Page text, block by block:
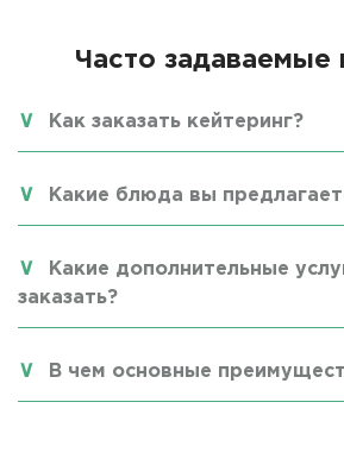
Часто задаваемые
Как заказать кейтеринг?
Какие блюда вы
Какие дополнительные
заказать?
В чем основные